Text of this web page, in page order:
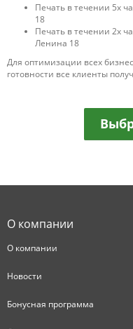
Печать в течении 5х
18
Печать в течении 2х
Ленина 18
Для оптимизации всех
готовности все клиенты
О компании
О компании
Новости
Бонусная программа